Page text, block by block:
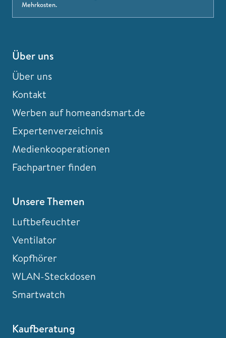
Mehrkosten.
Über uns
Über uns
Kontakt
Werben auf homeandsmart.de
Expertenverzeichnis
Medienkooperationen
Fachpartner finden
Unsere Themen
Luftbefeuchter
Ventilator
Kopfhörer
WLAN-Steckdosen
Smartwatch
Kaufberatung